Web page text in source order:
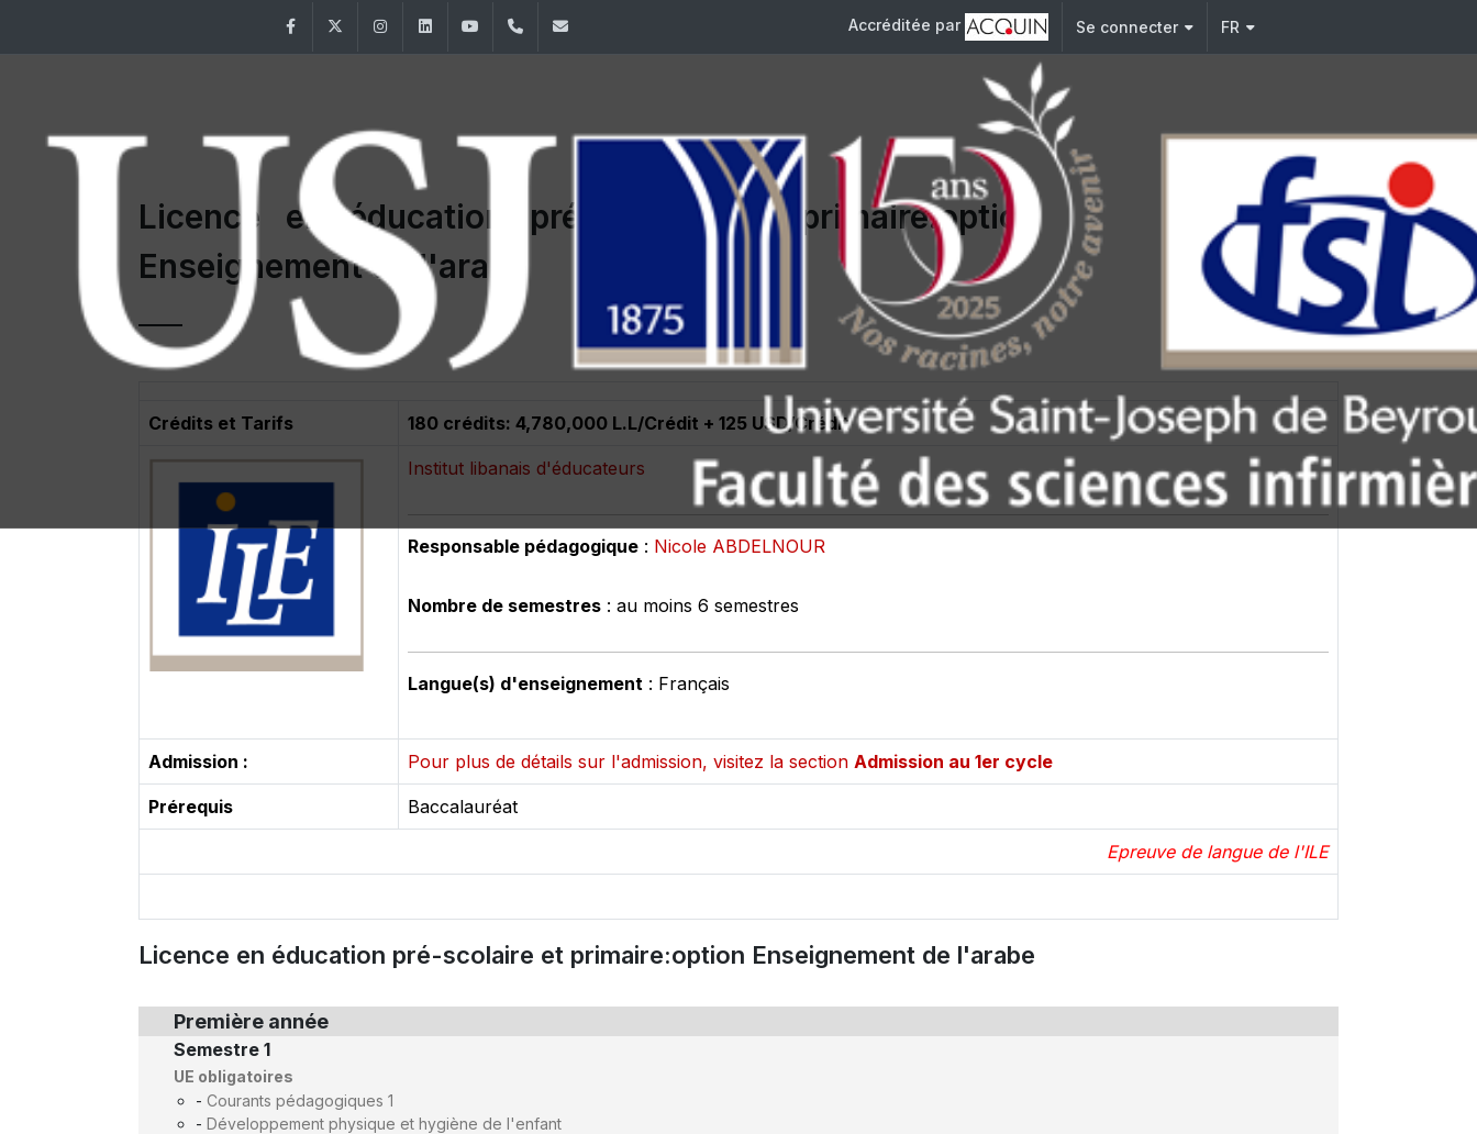
FacebookTwitter InstagramLinkedInYouTube+961 (1) 421 240 Accréditée par Se connecter FR
Licence en éducation pré-scolaire et primaire:option
Enseignement de l'arabe
Crédits et Tarifs 180 crédits: 4,780,000 L.L/Crédit + 125 USD/Crédit
Institut libanais d'éducateurs
Responsable pédagogique : Nicole ABDELNOUR
Nombre de semestres : au moins 6 semestres
Langue(s) d'enseignement : Français
Admission : Pour plus de détails sur l'admission, visitez la section Admission au 1er cycle
Prérequis Baccalauréat
Epreuve de langue de l'ILE
Licence en éducation pré-scolaire et primaire:option Enseignement de l'arabe
Première année
Semestre 1
UE obligatoires
- Courants pédagogiques 1
- Développement physique et hygiène de l'enfant